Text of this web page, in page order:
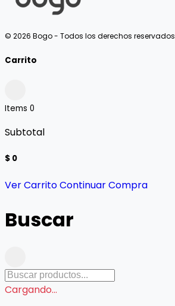
© 2026 Bogo - Todos los derechos reservados
Carrito
Items 0
Subtotal
$ 0
Ver CarritoContinuar Compra
Buscar
Cargando...